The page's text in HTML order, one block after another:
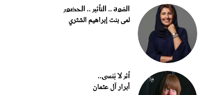
القوة .. التأثير .. الحضور
لمى بنت إبراهيم الشثري
أثر لا يُنسى..
أبرار آل عثمان